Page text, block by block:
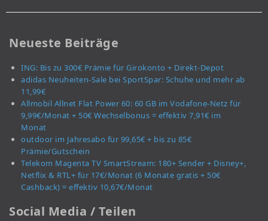
Neueste Beiträge
ING: Bis zu 300€ Prämie für Girokonto + Direkt-Depot
adidas Neuheiten-Sale bei SportSpar: Schuhe und mehr ab
11,99€
Allmobil Allnet Flat Power 60: 60 GB im Vodafone-Netz für
9,99€/Monat + 50€ Wechselbonus = effektiv 7,91€ im
Monat
outdoor im Jahresabo für 99,65€ + bis zu 85€
Prämie/Gutschein
Telekom Magenta TV SmartStream: 180+ Sender + Disney+,
Netflix & RTL+ für 17€/Monat (6 Monate gratis + 50€
Cashback) = effektiv 10,67€/Monat
Social Media / Teilen